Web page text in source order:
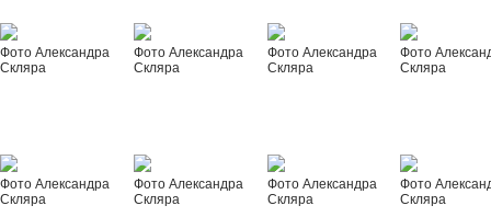
Фото Александра
Скляра
Фото Александра
Скляра
Фото Александра
Скляра
Фото
Скляра
Фото Александра
Скляра
Фото Александра
Скляра
Фото Александра
Скляра
Фото
Скляра